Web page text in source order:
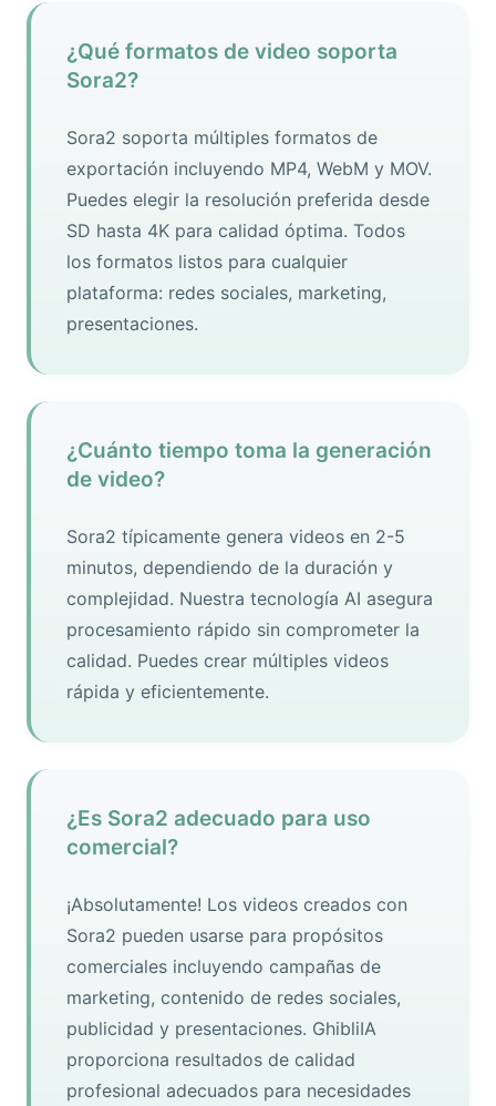
¿Qué formatos de video soporta
Sora2?
Sora2 soporta múltiples formatos de
exportación incluyendo MP4, WebM y MOV.
Puedes elegir la resolución preferida desde
SD hasta 4K para calidad óptima. Todos
los formatos listos para cualquier
plataforma: redes sociales, marketing,
presentaciones.
¿Cuánto tiempo toma la generación
de video?
Sora2 típicamente genera videos en 2-5
minutos, dependiendo de la duración y
complejidad. Nuestra tecnología AI asegura
procesamiento rápido sin comprometer la
calidad. Puedes crear múltiples videos
rápida y eficientemente.
¿Es Sora2 adecuado para uso
comercial?
¡Absolutamente! Los videos creados con
Sora2 pueden usarse para propósitos
comerciales incluyendo campañas de
marketing, contenido de redes sociales,
publicidad y presentaciones. GhibliIA
proporciona resultados de calidad
profesional adecuados para necesidades